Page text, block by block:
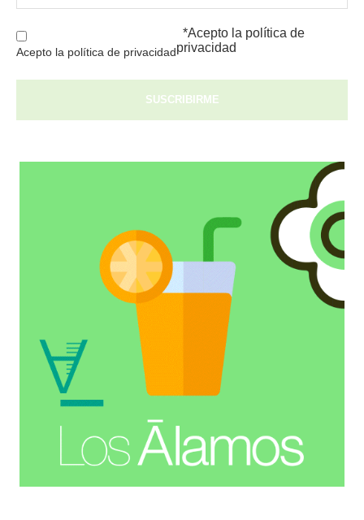
Acepto la política de privacidad
*Acepto la política de
privacidad